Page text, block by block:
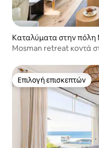
Καταλύματα στην πόλη
Mosman retreat κοντά
Επιλογή επισκεπτών
Επιλογή επισκεπτών